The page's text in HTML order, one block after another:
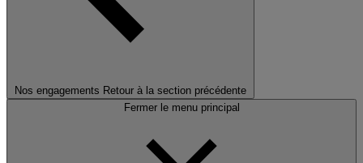
Nos engagements Retour à la section précédente
Fermer le menu principal